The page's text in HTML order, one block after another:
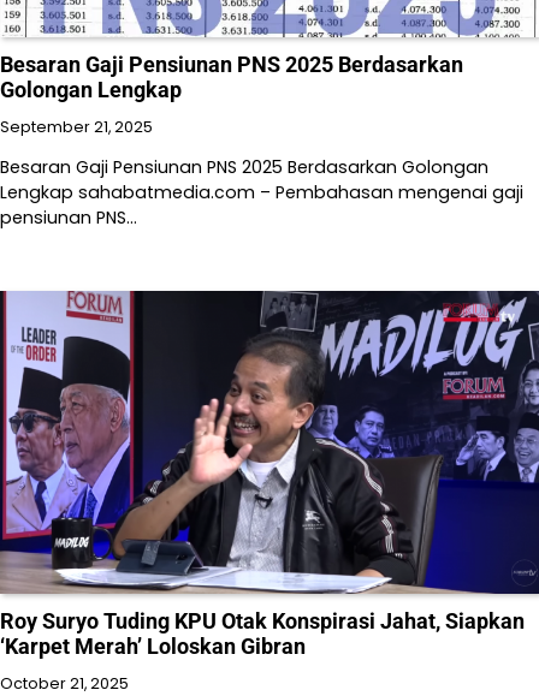
Besaran Gaji Pensiunan PNS 2025 Berdasarkan
Golongan Lengkap
September 21, 2025
Besaran Gaji Pensiunan PNS 2025 Berdasarkan Golongan
Lengkap sahabatmedia.com – Pembahasan mengenai gaji
pensiunan PNS…
Roy Suryo Tuding KPU Otak Konspirasi Jahat, Siapkan
‘Karpet Merah’ Loloskan Gibran
October 21, 2025